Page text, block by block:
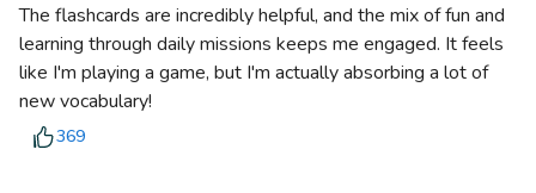
The flashcards are incredibly helpful, and the mix of fun and
learning through daily missions keeps me engaged. It feels
like I'm playing a game, but I'm actually absorbing a lot of
new vocabulary!
369